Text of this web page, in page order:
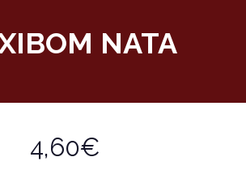
NATA
4,60€